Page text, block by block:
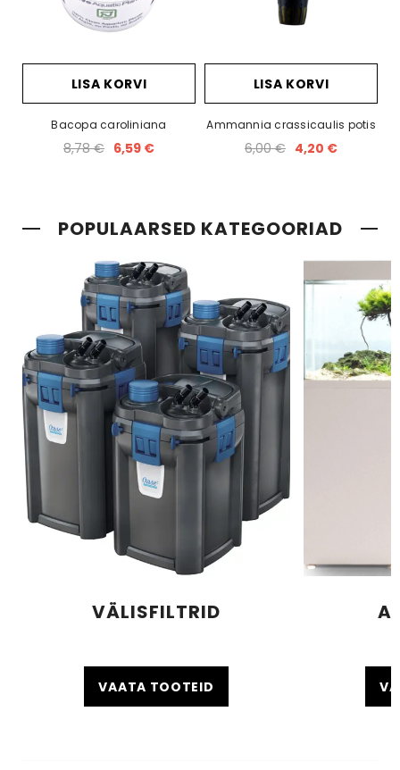
LISA KORVI
Bacopa caroliniana
8,78 € 6,59 €
LISA KORVI
Ammannia crassicaulis potis
6,00 € 4,20 €
POPULAARSED KATEGOORIAD
VÄLISFILTRID
VAATA TOOTEID